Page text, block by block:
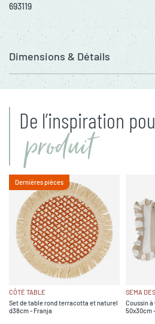
693119
Dimensions & Détails
De l’inspiration
produit
Dernières pièces
CÔTÉ TABLE
Set de table rond terracotta et naturel
d38cm - Franja
SEMA
Coussin
50x30cm